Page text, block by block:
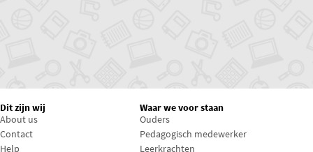
Dit zijn wij
About us
Contact
Help
Waar we voor staan
Ouders
Pedagogisch medewerker
Leerkrachten